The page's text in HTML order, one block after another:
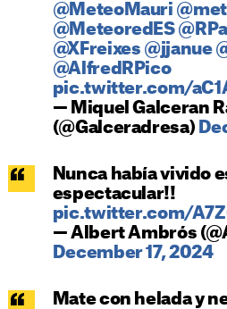
@MeteoMauri
@MeteoredES
@XFreixes @jjanue
@AlfredRPico
pic.twitter.com/
— Miquel Galceran
(@Galceradresa)
Nunca había vivido
espectacular!!
pic.twitter.com/
— Albert Ambrós
December 17, 2024
Mate con helada y